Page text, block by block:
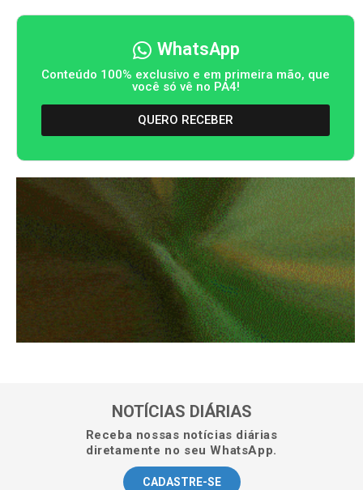
WhatsApp
Conteúdo 100% exclusivo e em primeira mão, que
você só vê no PA4!
QUERO RECEBER
NOTÍCIAS DIÁRIAS
Receba nossas notícias diárias
diretamente no seu WhatsApp.
CADASTRE-SE